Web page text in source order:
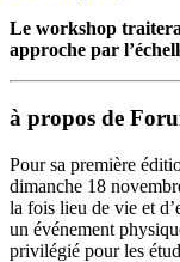
Le workshop
approche par
à propos de
Pour sa première
dimanche 18
la fois lieu de vie et
un événement
privilégié pour les